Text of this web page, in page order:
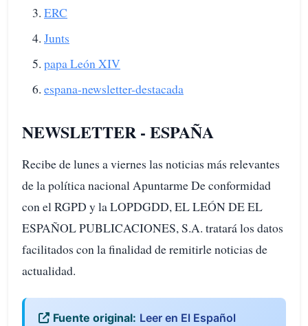
ERC
Junts
papa León XIV
espana-newsletter-destacada
NEWSLETTER - ESPAÑA
Recibe de lunes a viernes las noticias más relevantes
de la política nacional Apuntarme De conformidad
con el RGPD y la LOPDGDD, EL LEÓN DE EL
ESPAÑOL PUBLICACIONES, S.A. tratará los datos
facilitados con la finalidad de remitirle noticias de
actualidad.
Fuente original: Leer en El Español